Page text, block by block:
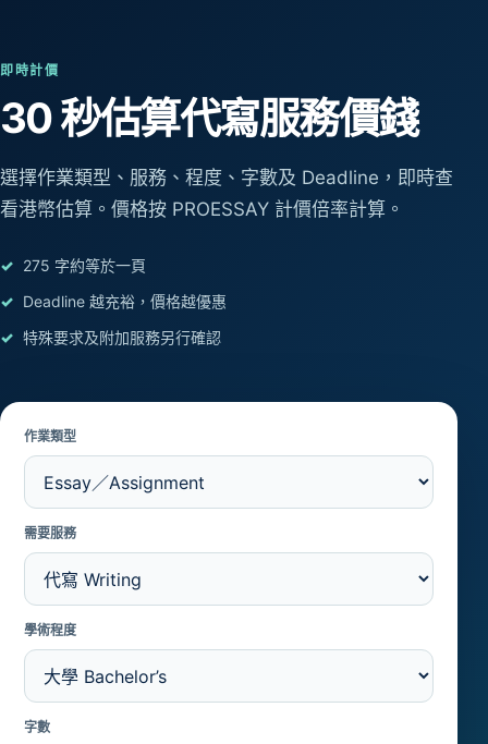
即時計價
30 秒估算代寫服務價錢
選擇作業類型、服務、程度、字數及 Deadline，即時查
看港幣估算。價格按 PROESSAY 計價倍率計算。
275 字約等於一頁
Deadline 越充裕，價格越優惠
特殊要求及附加服務另行確認
作業類型
需要服務
學術程度
字數